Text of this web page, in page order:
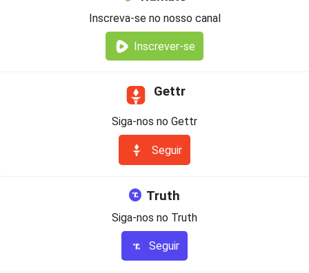
Inscreva-se no nosso canal
Inscrever-se
Gettr
Siga-nos no Gettr
Seguir
Truth
Siga-nos no Truth
Seguir